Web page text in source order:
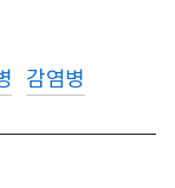
감염병